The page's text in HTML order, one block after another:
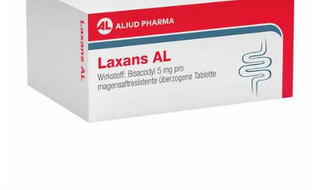
Schnäppchen
Körperpflege & Kosmetik
Liebe & Erotik